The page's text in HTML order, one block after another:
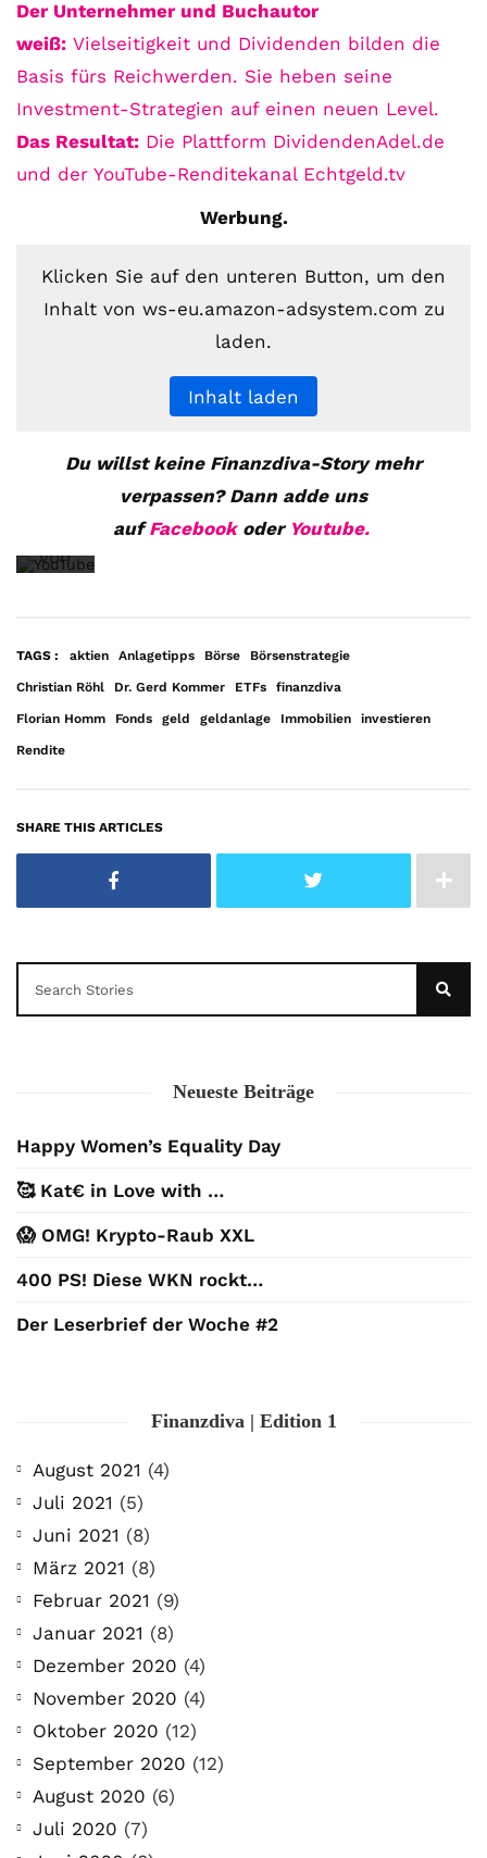
Der Unternehmer und Buchautor
weiß: Vielseitigkeit und Dividenden bilden die
Basis fürs Reichwerden. Sie heben seine
Investment-Strategien auf einen neuen Level.
Das Resultat: Die Plattform DividendenAdel.de
und der YouTube-Renditekanal Echtgeld.tv
Werbung.
Klicken Sie auf den unteren Button, um den
Inhalt von ws-eu.amazon-adsystem.com zu
laden.
Inhalt laden
Du willst keine Finanzdiva-Story mehr
verpassen? Dann adde uns
aufFacebookoder Youtube.
Sie
Datenschutzerklärung
von
erfahren
Video
laden
immer
entsperren
TAGS : aktien Anlagetipps Börse Börsenstrategie
Christian Röhl Dr. Gerd Kommer ETFs finanzdiva
Florian Homm Fonds geld geldanlage Immobilien investieren
Rendite
SHARE THIS ARTICLES
Neueste Beiträge
Happy Women’s Equality Day
🥰 Kat€ in Love with …
😱 OMG! Krypto-Raub XXL
400 PS! Diese WKN rockt…
Der Leserbrief der Woche #2
Finanzdiva | Edition 1
August 2021 (4)
Juli 2021 (5)
Juni 2021 (8)
März 2021 (8)
Februar 2021 (9)
Januar 2021 (8)
Dezember 2020 (4)
November 2020 (4)
Oktober 2020 (12)
September 2020 (12)
August 2020 (6)
Juli 2020 (7)